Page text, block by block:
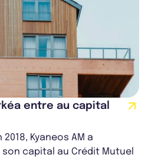
entre au capital
Kyaneos AM a
capital au Crédit Mutuel